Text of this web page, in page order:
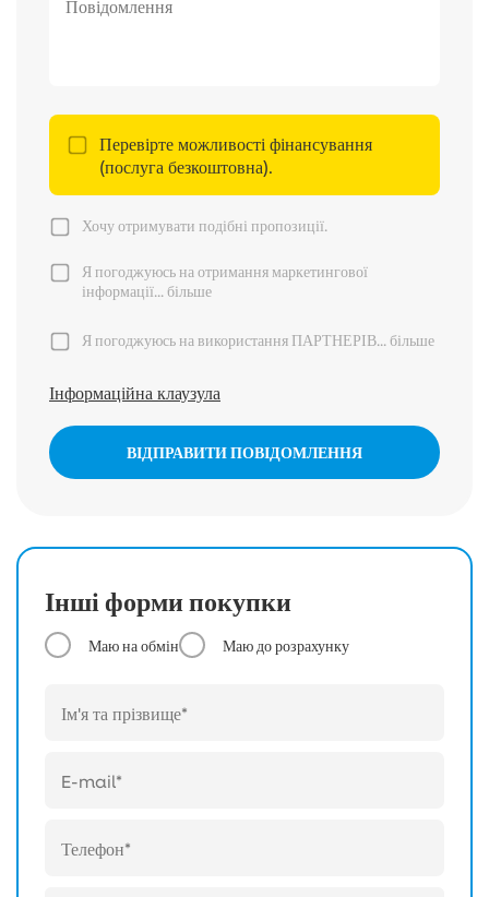
Перевірте можливості фінансування
(послуга безкоштовна).
Хочу отримувати подібні пропозиції.
Я погоджуюсь на отримання маркетингової
інформації...більше
Я погоджуюсь на використання ПАРТНЕРІВ...більше
Інформаційна клаузула
ВІДПРАВИТИ ПОВІДОМЛЕННЯ
Інші форми покупки
Маю на обмін Маю до розрахунку